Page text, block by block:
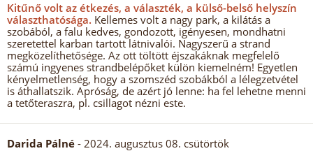
Kitűnő volt az étkezés, a választék, a külső-belső helyszín
választhatósága. Kellemes volt a nagy park, a kilátás a
szobából, a falu kedves, gondozott, igényesen, mondhatni
szeretettel karban tartott látnivalói. Nagyszerű a strand
megközelíthetősége. Az ott töltött éjszakáknak megfelelő
számú ingyenes strandbelépőket külön kiemelném! Egyetlen
kényelmetlenség, hogy a szomszéd szobákból a lélegzetvétel
is áthallatszik. Apróság, de azért jó lenne: ha fel lehetne menni
a tetőteraszra, pl. csillagot nézni este.
Darida Pálné - 2024. augusztus 08. csütörtök